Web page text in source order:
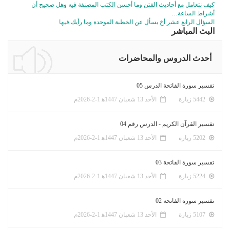
كيف نتعامل مع أحاديث الفتن وما أحسن الكتب المصنفة فيه وهل صحيح أن
أشراط الساعة…
السؤال الرابع عشر أخ يسأل عن الخطبة الموحدة وما رأيك فيها
البث المباشر
أحدث الدروس والمحاضرات
تفسير سورة الفاتحة الدرس 05
الأحد 13 شعبان 1447ﻫ 1-2-2026م
تفسير القرآن الكريم - الدرس رقم 04
الأحد 13 شعبان 1447ﻫ 1-2-2026م
تفسير سورة الفاتحة 03
الأحد 13 شعبان 1447ﻫ 1-2-2026م
تفسير سورة الفاتحة 02
الأحد 13 شعبان 1447ﻫ 1-2-2026م